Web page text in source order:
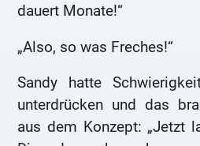
dauert Monate!“
„Also, so was Freches!“
Sandy hatte
unterdrücken und das
aus dem Konzept: „Jetzt